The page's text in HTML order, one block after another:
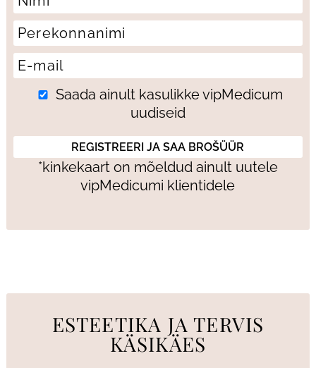
Saada ainult kasulikke vipMedicum
uudiseid
*kinkekaart on mõeldud ainult uutele
vipMedicumi klientidele
ESTEETIKA JA TERVIS
KÄSIKÄES